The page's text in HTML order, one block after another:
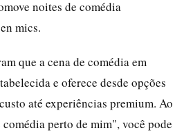
noites de comédia
mics.
que a cena de comédia em
e oferece desde opções
até experiências premium. Ao
perto de mim", você pode